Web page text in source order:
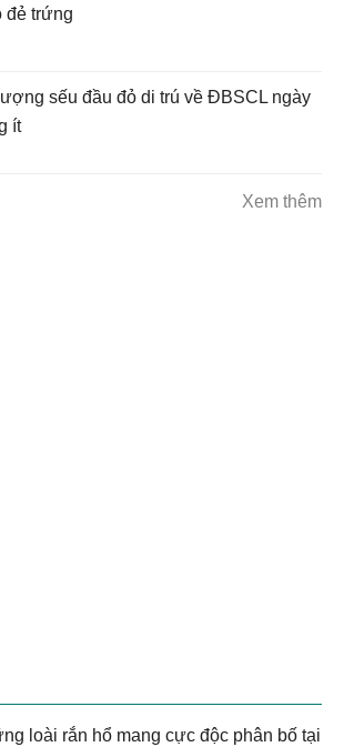
đẻ trứng
sếu đầu đỏ di trú về ĐBSCL ngày
ít
Xem thêm
loài rắn hổ mang cực độc phân bố tại